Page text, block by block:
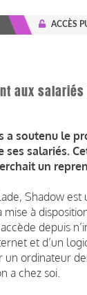
ACCÈS
aux
a soutenu le
ses salariés.
un
Shadow est
à
depuis
et d’un
un ordinateur
a chez soi.